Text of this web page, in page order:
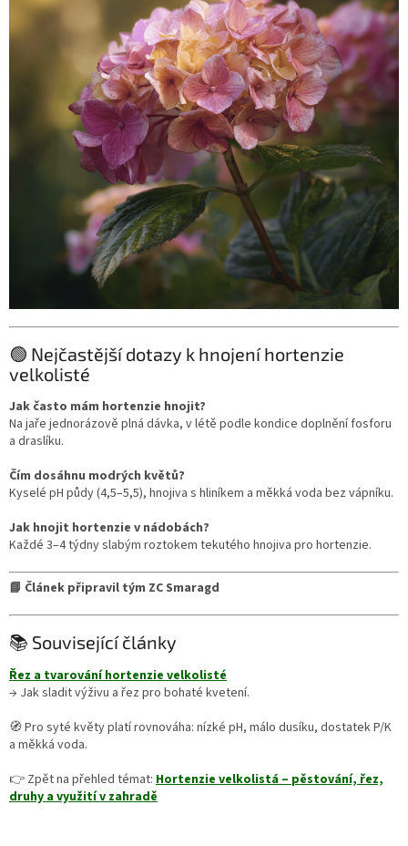
🟢 Nejčastější dotazy k hnojení hortenzie
velkolisté
Jak často mám hortenzie hnojit?
Na jaře jednorázově plná dávka, v létě podle kondice doplnění fosforu
a draslíku.
Čím dosáhnu modrých květů?
Kyselé pH půdy (4,5–5,5), hnojiva s hliníkem a měkká voda bez vápníku.
Jak hnojit hortenzie v nádobách?
Každé 3–4 týdny slabým roztokem tekutého hnojiva pro hortenzie.
📘 Článek připravil tým ZC Smaragd
📚 Související články
Řez a tvarování hortenzie velkolisté
→ Jak sladit výživu a řez pro bohaté kvetení.
🧭 Pro syté květy platí rovnováha: nízké pH, málo dusíku, dostatek P/K
a měkká voda.
👉 Zpět na přehled témat: Hortenzie velkolistá – pěstování, řez,
druhy a využití v zahradě